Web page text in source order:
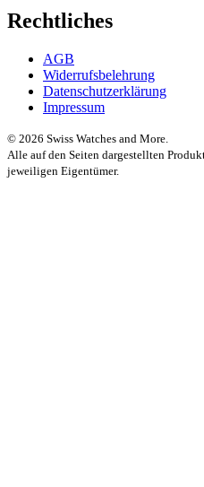
Rechtliches
AGB
Widerrufsbelehrung
Datenschutzerklärung
Impressum
© 2026 Swiss Watches and More.
Alle auf den Seiten dargestellten
jeweiligen Eigentümer.